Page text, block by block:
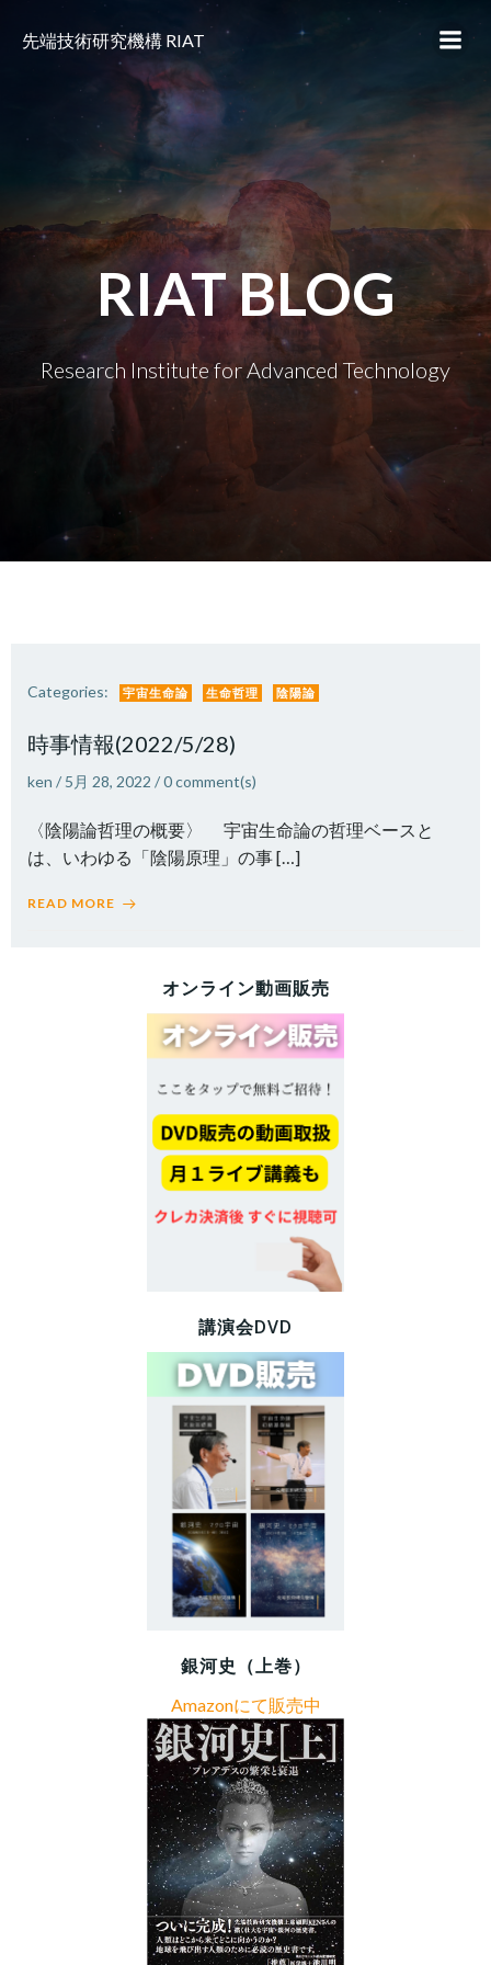
ス
キ
ッ
プ
先端技術研究機構 RIAT
RIAT BLOG
Research Institute for Advanced Technology
Categories: 宇宙生命論 生命哲理 陰陽論
時事情報(2022/5/28)
ken / 5月 28, 2022 /0comment(s)
〈陰陽論哲理の概要〉 宇宙生命論の哲理ベースと
は、いわゆる「陰陽原理」の事 […]
READ MORE
オンライン動画販売
講演会DVD
銀河史（上巻）
Amazonにて販売中